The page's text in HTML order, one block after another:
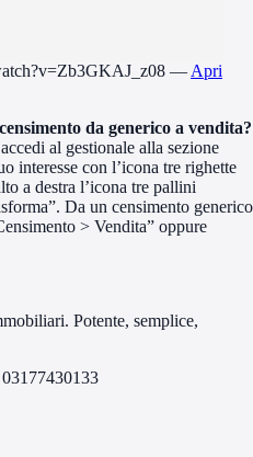
— Apri
da generico a vendita?
al gestionale alla sezione
interesse con l’icona tre righette
a destra l’icona tre pallini
Da un censimento generico
> Vendita” oppure
Potente, semplice,